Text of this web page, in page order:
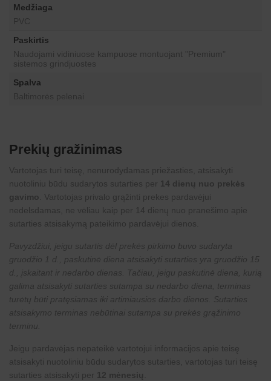
Medžiaga
Paskirtis
Naudojami vidiniuose kampuose montuojant "Premium"
sistemos grindjuostes
Spalva
Prekių gražinimas
Vartotojas turi teisę, nenurodydamas priežasties, atsisakyti
nuotoliniu būdu sudarytos sutarties per 14 dienų nuo prekės
gavimo . Vartotojas privalo grąžinti prekes pardavėjui
nedelsdamas, ne vėliau kaip per 14 dienų nuo pranešimo apie
sutarties atsisakymą pateikimo pardavėjui dienos.
Pavyzdžiui, jeigu sutartis dėl prekės pirkimo buvo sudaryta
gruodžio 1 d., paskutinė diena atsisakyti sutarties yra gruodžio 15
d., įskaitant ir nedarbo dienas. Tačiau, jeigu paskutinė diena, kurią
galima atsisakyti sutarties sutampa su nedarbo diena, terminas
turėtų būti pratęsiamas iki artimiausios darbo dienos. Sutarties
atsisakymo terminas nebūtinai sutampa su prekės grąžinimo
terminu.
Jeigu pardavėjas nepateikė vartotojui informacijos apie teisę
atsisakyti nuotoliniu būdu sudarytos sutarties, vartotojas turi teisę
sutarties atsisakyti per 12 mėnesių